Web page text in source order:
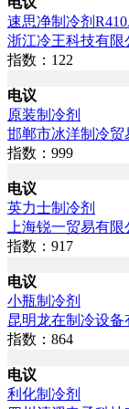
速思净制冷剂
浙江冷王科技有限
指数：122
电议
原装制冷剂
邯郸市冰洋制冷贸
指数：999
电议
英力士制冷剂
上海锐一贸易有限
指数：917
电议
小瓶制冷剂
昆明龙在制冷设备
指数：864
电议
利化制冷剂